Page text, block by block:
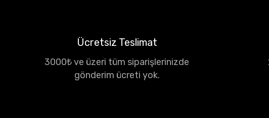
Ücretsiz Teslimat
3000₺ ve üzeri tüm siparişlerinizde
gönderim ücreti yok.